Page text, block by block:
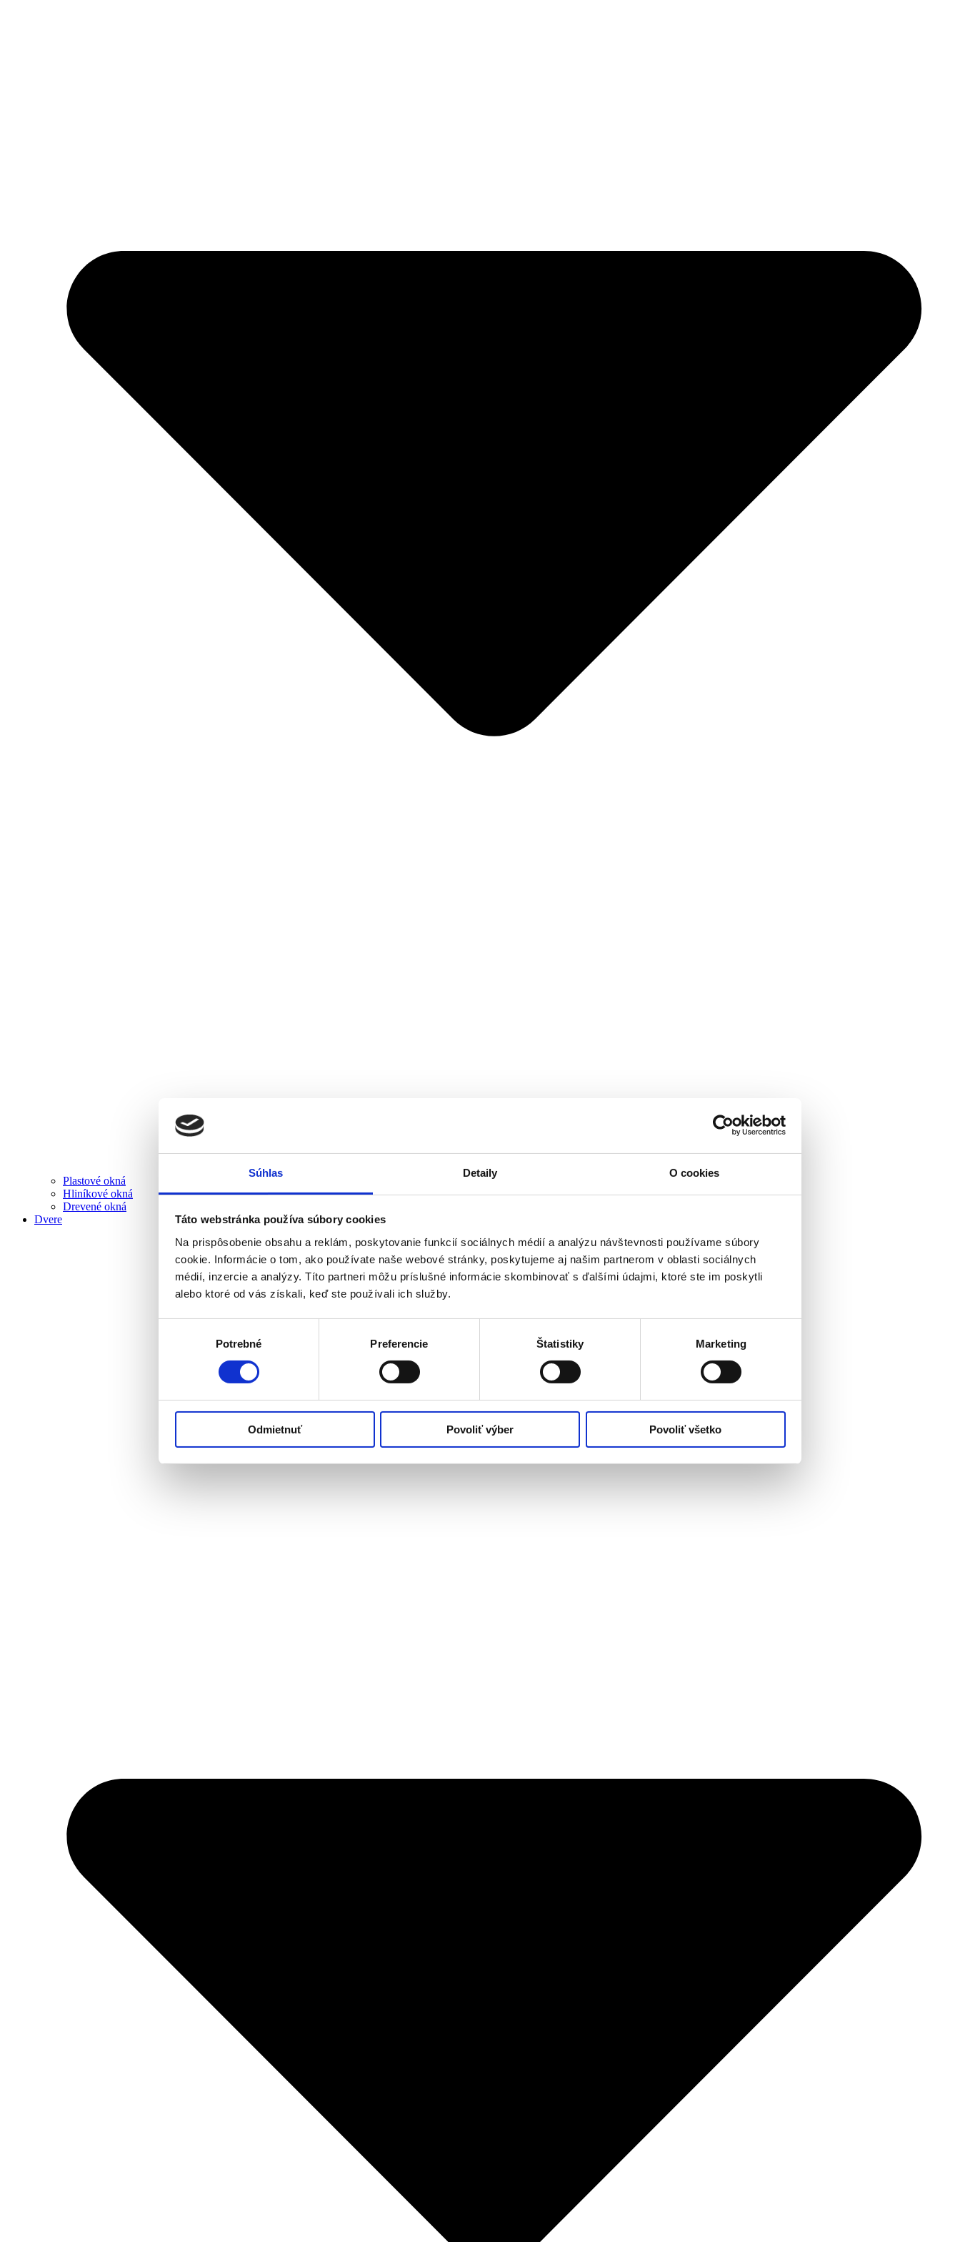
Súhlas Detaily O cookies
Táto webstránka používa súbory cookies
Na prispôsobenie obsahu a reklám, poskytovanie funkcií sociálnych médií a analýzu návštevnosti používame súbory
cookie. Informácie o tom, ako používate naše webové stránky, poskytujeme aj našim partnerom v oblasti sociálnych
médií, inzercie a analýzy. Títo partneri môžu príslušné informácie skombinovať s ďalšími údajmi, ktoré ste im poskytli
alebo ktoré od vás získali, keď ste používali ich služby.
Potrebné Preferencie Štatistiky Marketing
Odmietnuť Povoliť výber Povoliť všetko
Plastové okná
Hliníkové okná
Drevené okná
Dvere